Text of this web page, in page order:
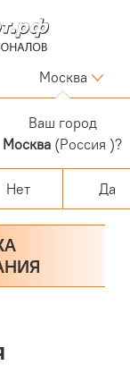
Москва
Войти
Регистрация
0 позиций
Персональный раздел
Ваш город
Москва (Россия )?
Нет Да